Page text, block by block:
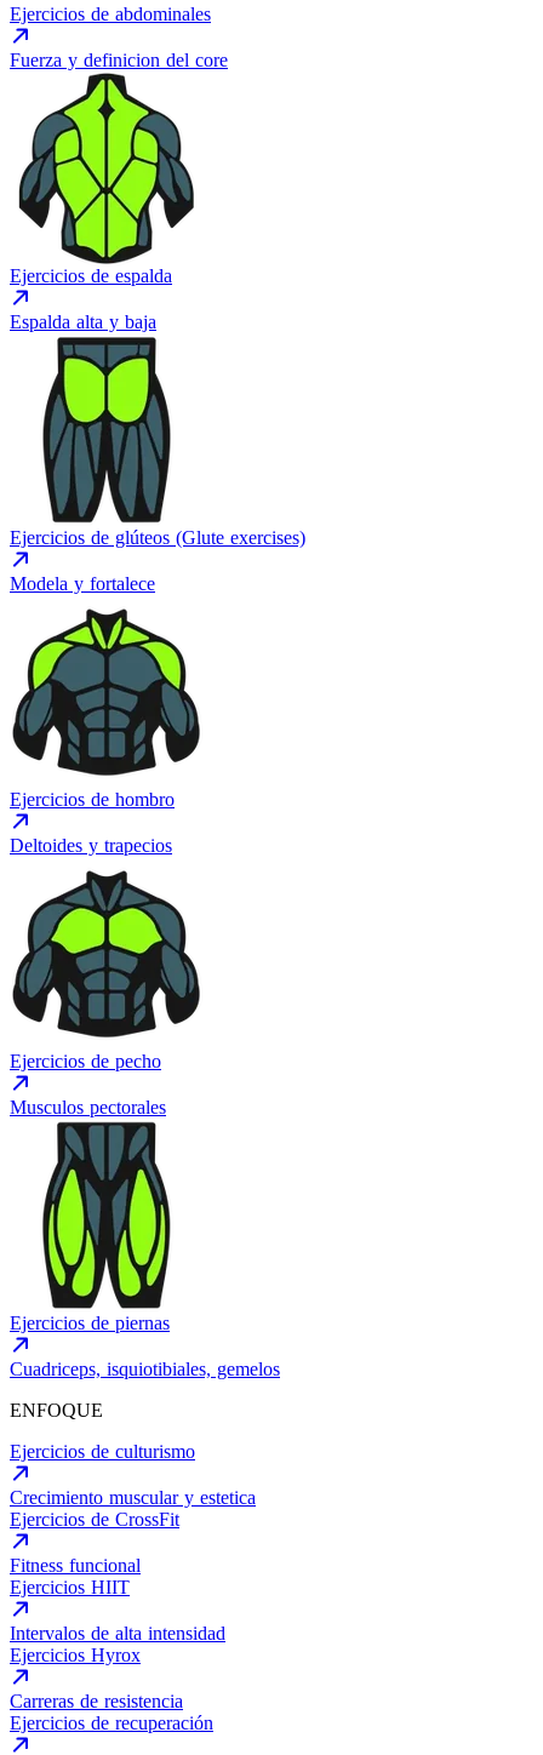
Ejercicios de abdominales
Fuerza y definicion del core
Ejercicios de espalda
Espalda alta y baja
Ejercicios de glúteos (Glute exercises)
Modela y fortalece
Ejercicios de hombro
Deltoides y trapecios
Ejercicios de pecho
Musculos pectorales
Ejercicios de piernas
Cuadriceps, isquiotibiales, gemelos
ENFOQUE
Ejercicios de culturismo
Crecimiento muscular y estetica
Ejercicios de CrossFit
Fitness funcional
Ejercicios HIIT
Intervalos de alta intensidad
Ejercicios Hyrox
Carreras de resistencia
Ejercicios de recuperación